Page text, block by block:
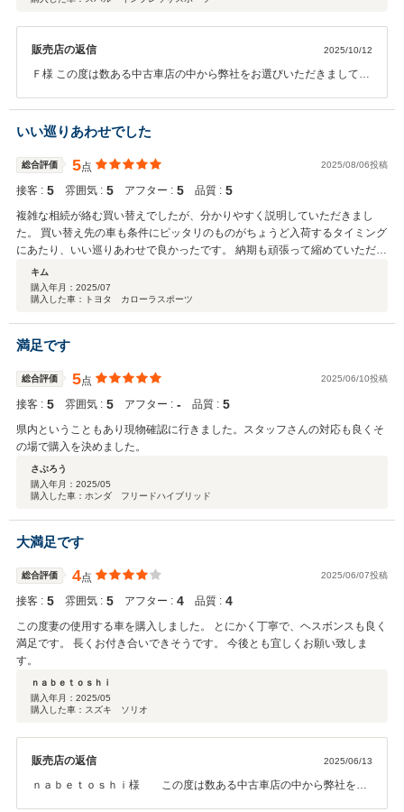
販売店の返信 2025/10/12
Ｆ様 この度は数ある中古車店の中から弊社をお選びいただきまして誠
し上げます。 今後もお客様満足を第一にスタッフ一同尽力してまいり
ますので、末永いお付き合いをお願いたします。 この度は誠にありが
とうございました。
いい巡りあわせでした
総合評価 5点 2025/08/06投稿
接客 : 5 雰囲気 : 5 アフター : 5 品質 : 5
複雑な相続が絡む買い替えでしたが、分かりやすく説明していただきまし
た。 買い替え先の車も条件にピッタリのものがちょうど入荷するタイミング
にあたり、いい巡りあわせで良かったです。 納期も頑張って縮めていただ
き、全体的に満足のいく買い替えでした。ありがとうございました！
キム
購入年月： 2025/07
購入した車：トヨタ カローラスポーツ
満足です
総合評価 5点 2025/06/10投稿
接客 : 5 雰囲気 : 5 アフター : ‐ 品質 : 5
県内ということもあり現物確認に行きました。スタッフさんの対応も良くそ
の場で購入を決めました。
さぶろう
購入年月： 2025/05
購入した車：ホンダ フリードハイブリッド
大満足です
総合評価 4点 2025/06/07投稿
接客 : 5 雰囲気 : 5 アフター : 4 品質 : 4
この度妻の使用する車を購入しました。 とにかく丁寧で、ヘスボンスも良く
満足です。 長くお付き合いできそうです。 今後とも宜しくお願い致しま
す。
ｎａｂｅｔｏｓｈｉ
購入年月： 2025/05
購入した車：スズキ ソリオ
販売店の返信 2025/06/13
ｎａｂｅｔｏｓｈｉ様 この度は数ある中古車店の中から弊社をお